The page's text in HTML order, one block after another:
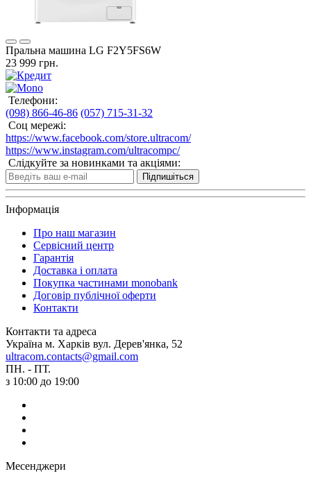
Пральна машина LG F2Y5FS6W
23 999 грн.
Телефони:
(098) 866-46-86 (057) 715-31-32
Соц мережі:
https://www.facebook.com/store.ultracom/
https://www.instagram.com/ultracompc/
Слідкуйте за новинками та акціями:
Підпишіться
Інформація
Про наш магазин
Сервісний центр
Гарантія
Доставка і оплата
Покупка частинами monobank
Договір публічної оферти
Контакти
Контакти та адреса
Україна м. Харків вул. Дерев'янка, 52
ultracom.contacts@gmail.com
ПН. - ПТ.
з 10:00 до 19:00
Месенджери